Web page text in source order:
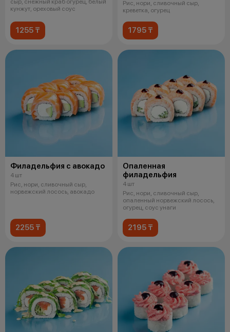
сыр, снежный краб огурец, белый
кунжут, ореховый соус
1255 ₸
Рис, нори, сливочный сыр,
креветка, огурец
1795 ₸
Филадельфия с авокадо
4 шт
Рис, нори, сливочный сыр,
норвежский лосось, авокадо
2255 ₸
Опаленная
филадельфия
4 шт
Рис, нори, сливочный сыр,
опаленный норвежский лосось,
огурец, соус унаги
2195 ₸